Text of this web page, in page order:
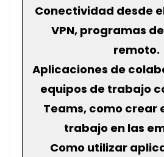
Conectividad desde
VPN, programas
remoto.
Aplicaciones de
equipos de trabajo
Teams, como crear
trabajo en las
Como utilizar